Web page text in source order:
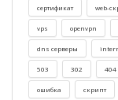
сертификат web-
vps openvpn
dns серверы
503 302 404
ошибка скрипт